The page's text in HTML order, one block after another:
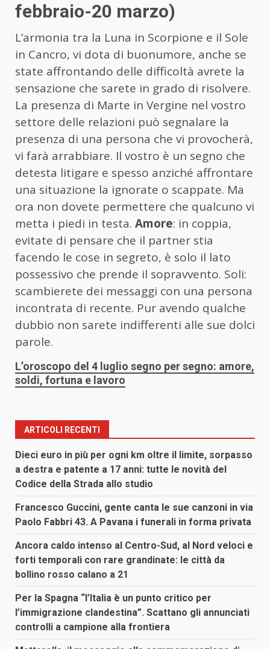
febbraio-20 marzo)
L’armonia tra la Luna in Scorpione e il Sole
in Cancro, vi dota di buonumore, anche se
state affrontando delle difficoltà avrete la
sensazione che sarete in grado di risolvere.
La presenza di Marte in Vergine nel vostro
settore delle relazioni può segnalare la
presenza di una persona che vi provocherà,
vi farà arrabbiare. Il vostro è un segno che
detesta litigare e spesso anziché affrontare
una situazione la ignorate o scappate. Ma
ora non dovete permettere che qualcuno vi
metta i piedi in testa. Amore: in coppia,
evitate di pensare che il partner stia
facendo le cose in segreto, è solo il lato
possessivo che prende il sopravvento. Soli:
scambierete dei messaggi con una persona
incontrata di recente. Pur avendo qualche
dubbio non sarete indifferenti alle sue dolci
parole.
L’oroscopo del 4 luglio segno per segno: amore,
soldi, fortuna e lavoro
ARTICOLI RECENTI
Dieci euro in più per ogni km oltre il limite, sorpasso
a destra e patente a 17 anni: tutte le novità del
Codice della Strada allo studio
Francesco Guccini, gente canta le sue canzoni in via
Paolo Fabbri 43. A Pavana i funerali in forma privata
Ancora caldo intenso al Centro-Sud, al Nord veloci e
forti temporali con rare grandinate: le città da
bollino rosso calano a 21
Per la Spagna “l’Italia è un punto critico per
l’immigrazione clandestina”. Scattano gli annunciati
controlli a campione alla frontiera